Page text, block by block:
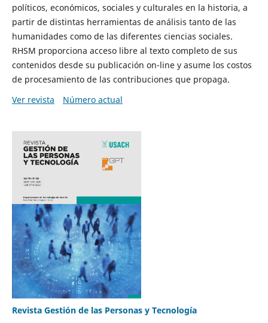
políticos, económicos, sociales y culturales en la historia, a
partir de distintas herramientas de análisis tanto de las
humanidades como de las diferentes ciencias sociales.
RHSM proporciona acceso libre al texto completo de sus
contenidos desde su publicación on-line y asume los costos
de procesamiento de las contribuciones que propaga.
Ver revista
Número actual
Revista Gestión de las Personas y Tecnología